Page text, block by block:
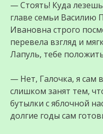
— Стоять! Куда
главе семьи Василию
Ивановна строго
перевела взгляд и
Лапуль, тебе
— Нет, Галочка, я сам
слишком занят тем,
бутылки с яблочной
долгие годы сам